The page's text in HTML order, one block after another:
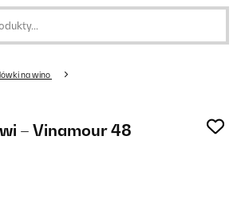
na wino
– Vinamour 48